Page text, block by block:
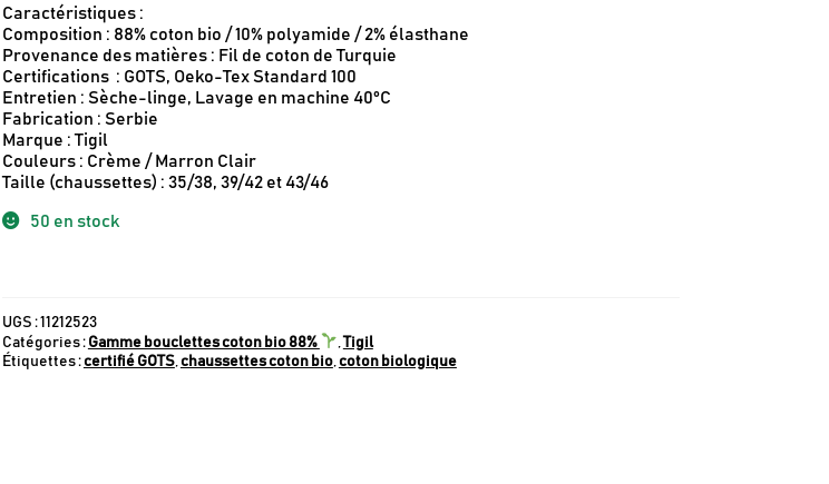
Caractéristiques :
Composition : 88% coton bio / 10% polyamide / 2% élasthane
Provenance des matières : Fil de coton de Turquie
Certifications​ : GOTS, Oeko-Tex Standard 100
Entretien : Sèche-linge, Lavage en machine 40°C
Fabrication : Serbie
Marque : Tigil
Couleurs : Crème / Marron Clair
Taille (chaussettes) : 35/38, 39/42 et 43/46
50 en stock
UGS :11212523
Catégories : Gamme bouclettes coton bio 88% ,Tigil
Étiquettes :certifié GOTS, chaussettes coton bio, coton biologique